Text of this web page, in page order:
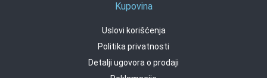
Kupovina
Uslovi korišćenja
Politika privatnosti
Detalji ugovora o prodaji